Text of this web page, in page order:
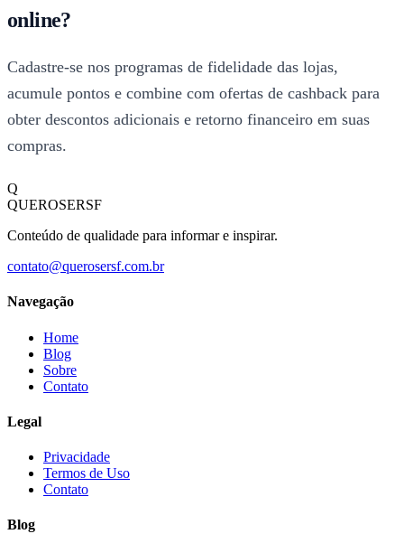
online?
Cadastre-se nos programas de fidelidade das lojas,
acumule pontos e combine com ofertas de cashback para
obter descontos adicionais e retorno financeiro em suas
compras.
Q
QUEROSERSF
Conteúdo de qualidade para informar e inspirar.
contato@querosersf.com.br
Navegação
Home
Blog
Sobre
Contato
Legal
Privacidade
Termos de Uso
Contato
Blog